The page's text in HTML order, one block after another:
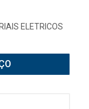
ELETRICOS